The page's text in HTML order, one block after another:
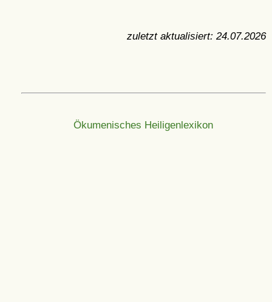
zuletzt aktualisiert: 24.07.2026
Ökumenisches Heiligenlexikon